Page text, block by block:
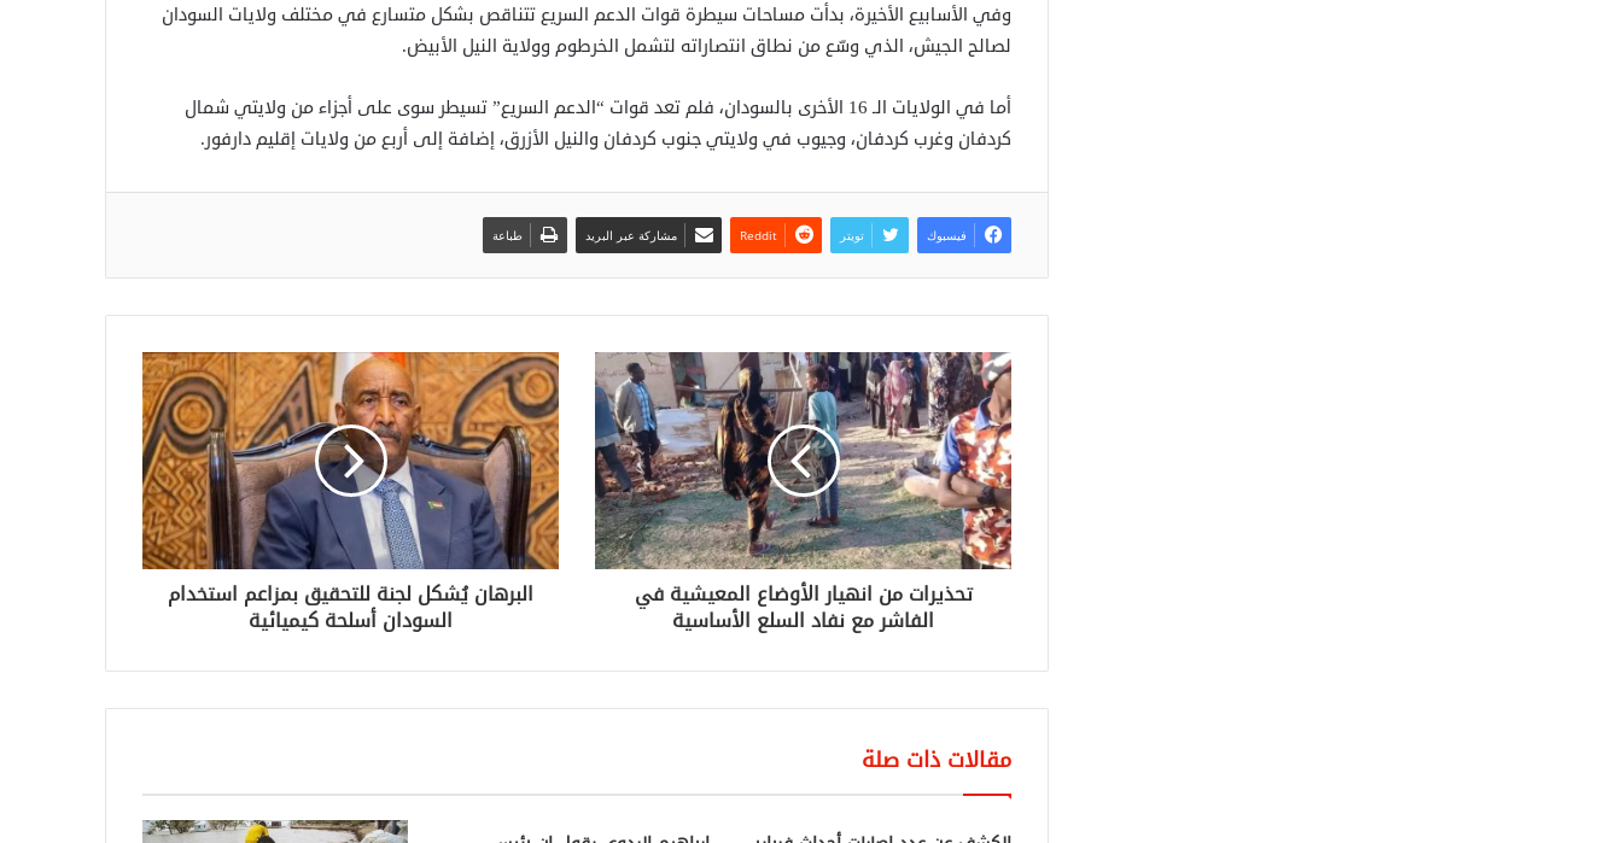
وفي الأسابيع الأخيرة، بدأت مساحات سيطرة قوات الدعم السريع تتناقص بشكل متسارع في مختلف ولايات السودان
لصالح الجيش، الذي وسّع من نطاق انتصاراته لتشمل الخرطوم وولاية النيل الأبيض.
أما في الولايات الـ 16 الأخرى بالسودان، فلم تعد قوات “الدعم السريع” تسيطر سوى على أجزاء من ولايتي شمال
كردفان وغرب كردفان، وجيوب في ولايتي جنوب كردفان والنيل الأزرق، إضافة إلى أربع من ولايات إقليم دارفور.
فيسبوك تويتر مشاركة عبر البريد طباعة
تحذيرات من انهيار الأوضاع المعيشية في
الفاشر مع نفاد السلع الأساسية
البرهان يُشكل لجنة للتحقيق بمزاعم استخدام
السودان أسلحة كيميائية
مقالات ذات صلة